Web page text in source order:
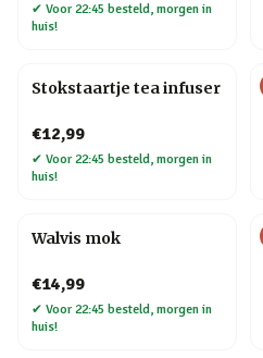
✔ Voor 22:45 besteld, morgen in
huis!
Stokstaartje tea infuser
€12,99
✔ Voor 22:45 besteld, morgen in
huis!
Walvis mok
€14,99
✔ Voor 22:45 besteld, morgen in
huis!